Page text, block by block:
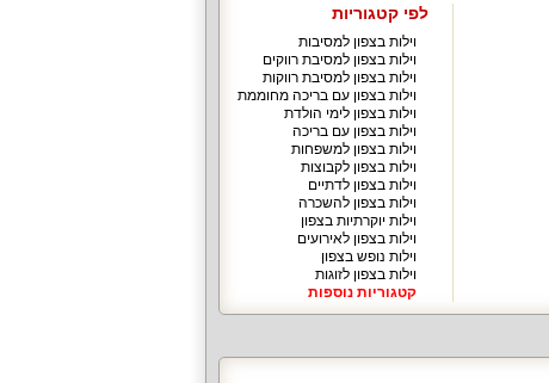
לפי קטגוריות
וילות בצפון למסיבות
וילות בצפון למסיבת רווקים
וילות בצפון למסיבת רווקות
וילות בצפון עם בריכה מחוממת
וילות בצפון לימי הולדת
וילות בצפון עם בריכה
וילות בצפון למשפחות
וילות בצפון לקבוצות
וילות בצפון לדתיים
וילות בצפון להשכרה
וילות יוקרתיות בצפון
וילות בצפון לאירועים
וילות נופש בצפון
וילות בצפון לזוגות
קטגוריות נוספות